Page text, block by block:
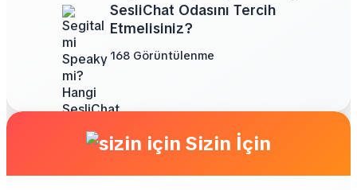
SesliChat Odasını Tercih
Etmelisiniz?
168 Görüntülenme
Sizin İçin